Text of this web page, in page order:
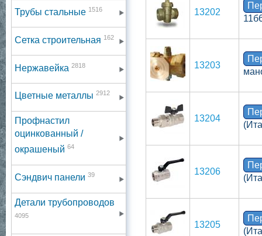
Трубы стальные 1516
Сетка строительная 162
Нержавейка 2818
Цветные металлы 2912
Профнастил
оцинкованный /
окрашеный 64
Сэндвич панели 39
Детали трубопроводов
4095
13202
13203
13204
13206
13205